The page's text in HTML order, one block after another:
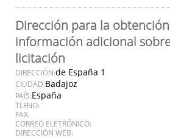
Dirección para la
información adicional
licitación
DIRECCIÓN:de España 1
CIUDAD:Badajoz
PAÍS:España
TLFNO:
FAX:
CORREO ELETRÓNICO:
DIRECCIÓN WEB: